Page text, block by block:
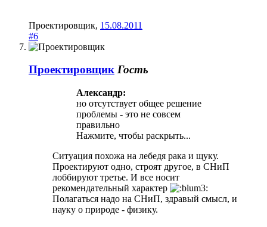
Проектировщик, 15.08.2011
#6
Проектировщик Гость
Александр:
но отсутствует общее решение
проблемы - это не совсем
правильно
Нажмите, чтобы раскрыть...
Ситуация похожа на лебедя рака и щуку.
Проектируют одно, строят другое, в СНиП
лоббируют третье. И все носит
рекомендательный характер
Полагаться надо на СНиП, здравый смысл, и
науку о природе - физику.